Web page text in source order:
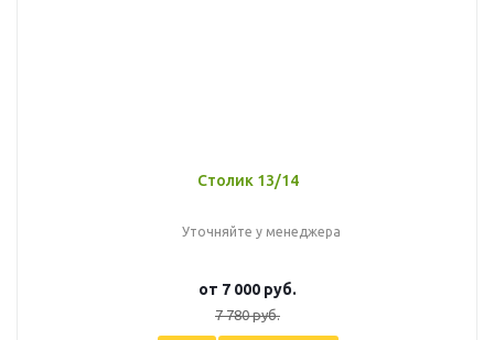
Столик 13/14
Уточняйте у менеджера
от 7 000 руб.
7 780 руб.